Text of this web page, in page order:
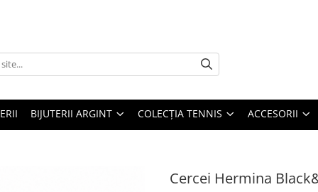
BIJUTERII ARGINT COLECȚIA TENNIS ACCESORII
Cercei Hermina